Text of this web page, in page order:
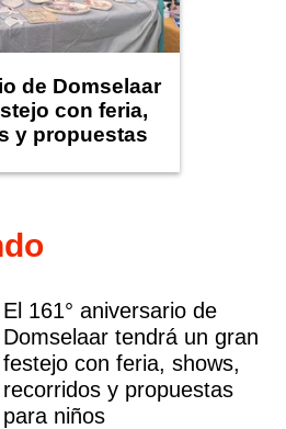
de Domselaar
con feria,
y propuestas
El 161° aniversario de
Domselaar tendrá un gran
festejo con feria, shows,
recorridos y propuestas
para niños